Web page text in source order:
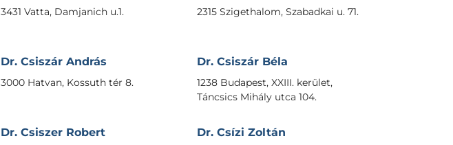
3431 Vatta, Damjanich u.1. 2315 Szigethalom, Szabadkai u. 71.
Dr. Csiszár András
3000 Hatvan, Kossuth tér 8.
Dr. Csiszár Béla
1238 Budapest, XXIII. kerület,
Táncsics Mihály utca 104.
Dr. Csiszer Robert Dr. Csízi Zoltán